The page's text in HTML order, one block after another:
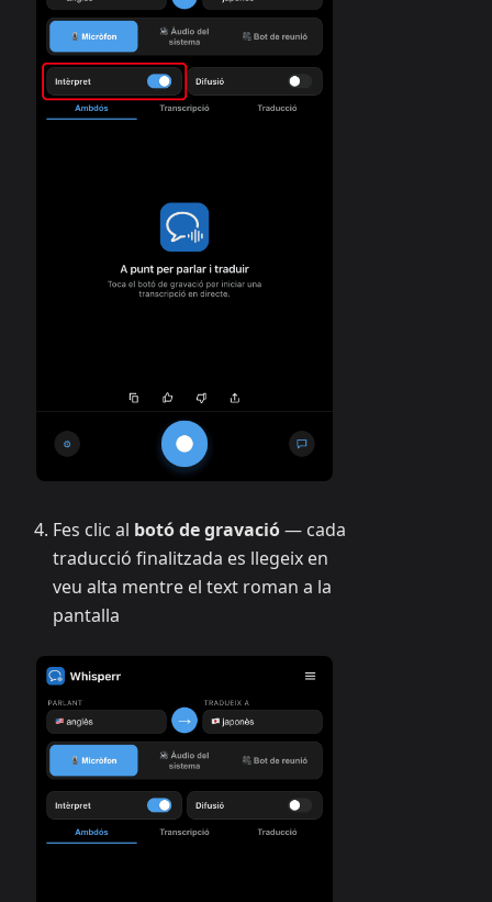
Fes clic al botó de gravació— cada
traducció finalitzada es llegeix en
veu alta mentre el text roman a la
pantalla